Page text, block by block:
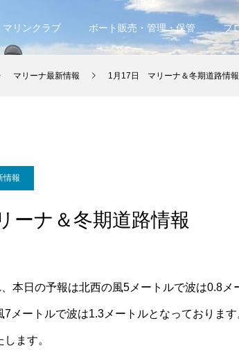
マリンクラブ ボート販売・管理・保管 ブ
マリーナ最新情報 1月17日 マリーナ＆冬期道路情報
情報
ナ＆冬期道路情報
本日の予報は北西の風5メートルで波は0.8
メートルで波は1.3メートルとなっております
ます。